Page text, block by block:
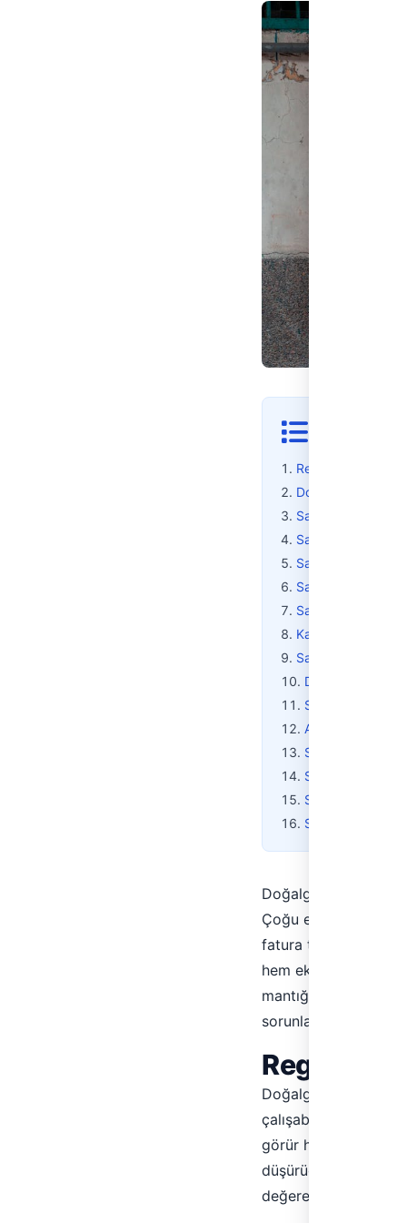
Regülatör Ne İşe
Doğalgaz Sayacı
Sayaç ve
Sayaç Okuma ve
Sayaç ve
Sayaç ve Regülatör
Sayaç Değişimi
Kart Yüklemeli
Sayaç Tipleri
Doğalgaz
Sayaç Erişimi ve
Akıllı
Sayaç Kaynaklı
Sayaç ve
Sık Sorulan
Sonuç
Doğalgaz
Çoğu ev sahibi bu iki
fatura tutarının
hem ekonomik hem
mantığını, farklı
sorunları ele
Regülatör
Doğalgaz, şehir
çalışabileceğinden
görür hem de
düşürücüdür. Şehir
değere indirir ve bu